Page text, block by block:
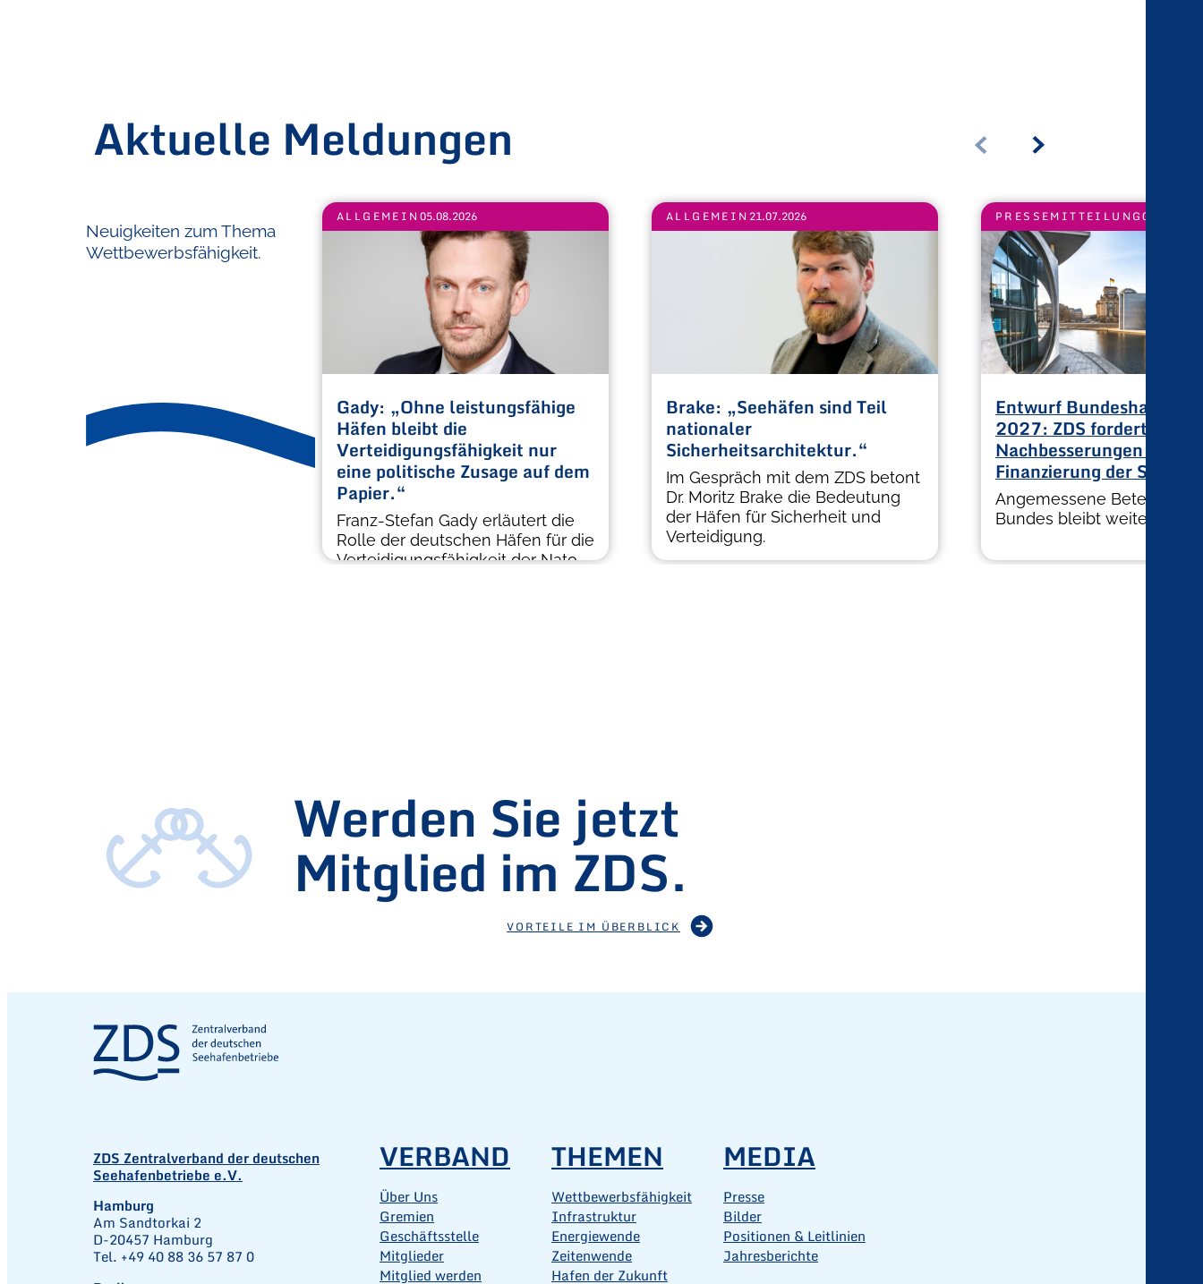
Aktuelle Meldungen
Neuigkeiten zum Thema
Wettbewerbsfähigkeit.
ALLGEMEIN 05.08.2026
Gady: „Ohne leistungsfähige
Häfen bleibt die
Verteidigungsfähigkeit nur
eine politische Zusage auf dem
Papier.“
Franz-Stefan Gady erläutert die
Rolle der deutschen Häfen für die
Verteidigungsfähigkeit der Nato.
ALLGEMEIN 21.07.2026
Brake: „Seehäfen sind Teil
nationaler
Sicherheitsarchitektur.“
Im Gespräch mit dem ZDS betont
Dr. Moritz Brake die Bedeutung
der Häfen für Sicherheit und
Verteidigung.
PRESSEMITTEILUNG07.07.2026
Entwurf Bundeshaushalt
2027: ZDS fordert
Nachbesserungen bei der
Finanzierung der
Angemessene Beteiligung
Bundes bleibt weiterhin
Werden Sie jetzt
Mitglied im ZDS.
VORTEILE IM ÜBERBLICK
ZDS Zentralverband der deutschen
Seehafenbetriebe e.V.
Hamburg
Am Sandtorkai 2
D-20457 Hamburg
Tel. +49 40 88 36 57 87 0
VERBAND
Über Uns
Gremien
Geschäftsstelle
Mitglieder
Mitglied werden
THEMEN
Wettbewerbsfähigkeit
Infrastruktur
Energiewende
Zeitenwende
Hafen der Zukunft
MEDIA
Presse
Bilder
Positionen & Leitlinien
Jahresberichte